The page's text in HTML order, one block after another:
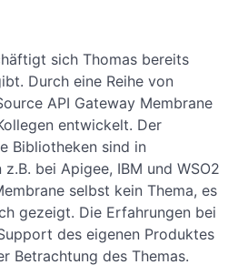
sich Thomas bereits
Durch eine Reihe von
API Gateway Membrane
entwickelt. Der
Bibliotheken sind in
bei Apigee, IBM und WSO2
selbst kein Thema, es
gezeigt. Die Erfahrungen bei
des eigenen Produktes
Betrachtung des Themas.